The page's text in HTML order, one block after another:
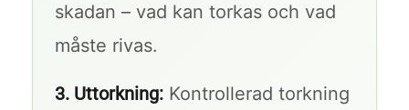
skadan – vad kan torkas och vad
måste rivas.
3. Uttorkning:Kontrollerad torkning